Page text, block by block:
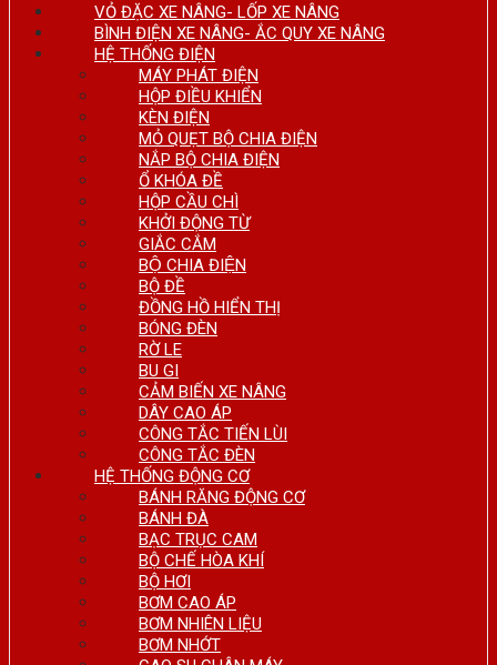
VỎ ĐẶC XE NÂNG- LỐP XE NÂNG
BÌNH ĐIỆN XE NÂNG- ẮC QUY XE NÂNG
HỆ THỐNG ĐIỆN
MÁY PHÁT ĐIỆN
HỘP ĐIỀU KHIỂN
KÈN ĐIỆN
MỎ QUẸT BỘ CHIA ĐIỆN
NẮP BỘ CHIA ĐIỆN
Ổ KHÓA ĐỀ
HỘP CẦU CHÌ
KHỞI ĐỘNG TỪ
GIẮC CẮM
BỘ CHIA ĐIỆN
BỘ ĐỀ
ĐỒNG HỒ HIỂN THỊ
BÓNG ĐÈN
RỜ LE
BU GI
CẢM BIẾN XE NÂNG
DÂY CAO ÁP
CÔNG TẮC TIẾN LÙI
CÔNG TẮC ĐÈN
HỆ THỐNG ĐỘNG CƠ
BÁNH RĂNG ĐỘNG CƠ
BÁNH ĐÀ
BẠC TRỤC CAM
BỘ CHẾ HÒA KHÍ
BỘ HƠI
BƠM CAO ÁP
BƠM NHIÊN LIỆU
BƠM NHỚT